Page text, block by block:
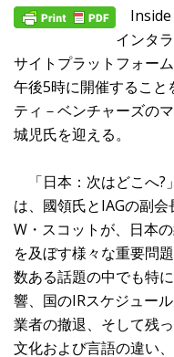
Inside
インタ
サイトプラットフォー
午後5時に開催するこ
ティ－ベンチャーズの
城児氏を迎える。
「日本：次はどこへ?
は、國領氏とIAGの副会
W・スコットが、日本
を及ぼす様々な重要問
数ある話題の中でも特
響、国のIRスケジュー
業者の撤退、そして残
文化および言語の違い